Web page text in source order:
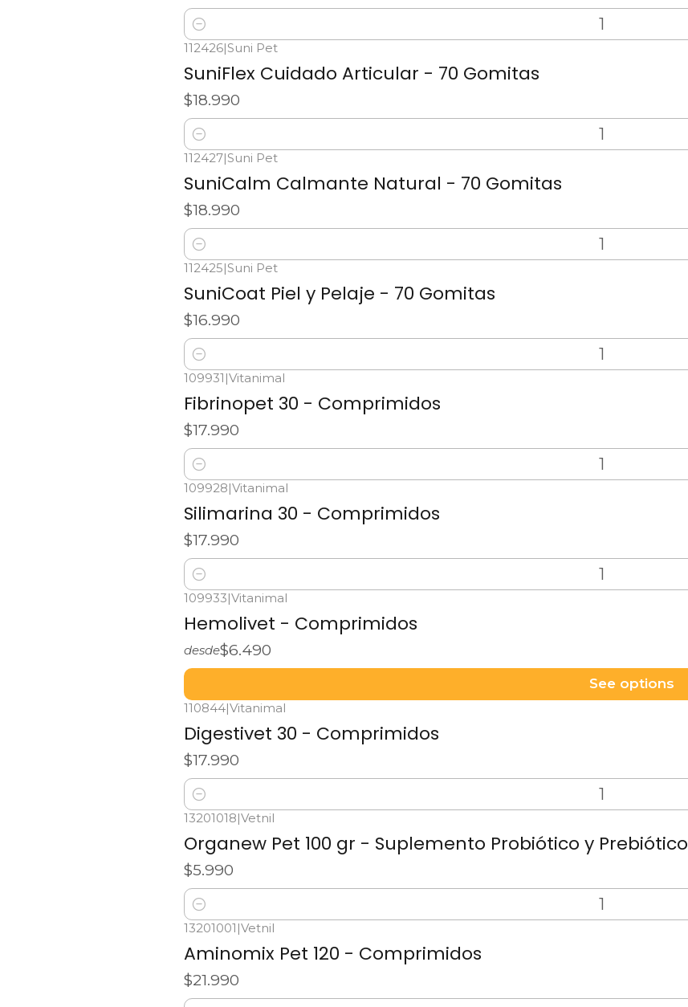
Cantidad
112426|Suni Pet
SuniFlex Cuidado Articular - 70 Gomitas
$18.990
Cantidad
112427|Suni Pet
SuniCalm Calmante Natural - 70 Gomitas
$18.990
Cantidad
112425|Suni Pet
SuniCoat Piel y Pelaje - 70 Gomitas
$16.990
Cantidad
109931 |Vitanimal
Fibrinopet 30 - Comprimidos
$17.990
Cantidad
109928|Vitanimal
Silimarina 30 - Comprimidos
$17.990
Cantidad
109933|Vitanimal
Hemolivet - Comprimidos
desde$6.490
See options
110844|Vitanimal
Digestivet 30 - Comprimidos
$17.990
Cantidad
13201018|Vetnil
Organew Pet 100 gr - Suplemento Probiótico y Prebiótico
$5.990
Cantidad
13201001 |Vetnil
Aminomix Pet 120 - Comprimidos
$21.990